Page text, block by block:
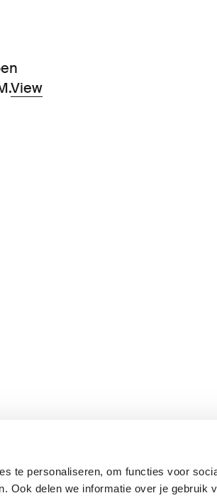
te personaliseren, om functies voor
Ook delen we informatie over je gebruik
View